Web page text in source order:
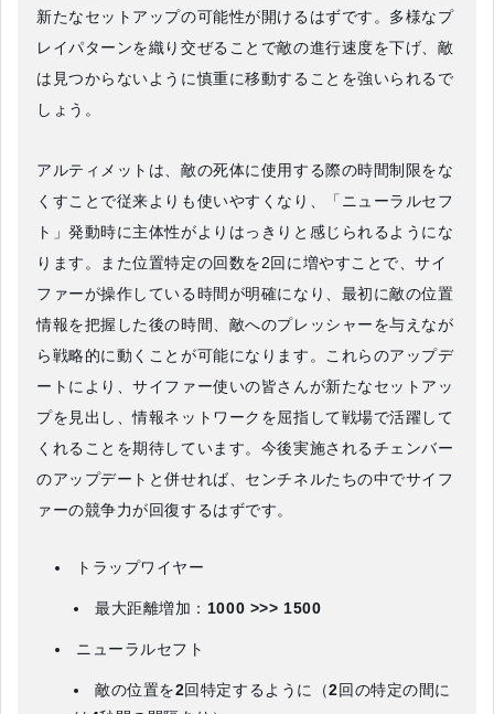
新たなセットアップの可能性が開けるはずです。多様なプ
レイパターンを織り交ぜることで敵の進行速度を下げ、敵
は見つからないように慎重に移動することを強いられるで
しょう。
アルティメットは、敵の死体に使用する際の時間制限をな
くすことで従来よりも使いやすくなり、「ニューラルセフ
ト」発動時に主体性がよりはっきりと感じられるようにな
ります。また位置特定の回数を2回に増やすことで、サイ
ファーが操作している時間が明確になり、最初に敵の位置
情報を把握した後の時間、敵へのプレッシャーを与えなが
ら戦略的に動くことが可能になります。これらのアップデ
ートにより、サイファー使いの皆さんが新たなセットアッ
プを見出し、情報ネットワークを屈指して戦場で活躍して
くれることを期待しています。今後実施されるチェンバー
のアップデートと併せれば、センチネルたちの中でサイフ
ァーの競争力が回復するはずです。
トラップワイヤー
最大距離増加： 1000 >>> 1500
ニューラルセフト
敵の位置を2回特定するように（2回の特定の間に